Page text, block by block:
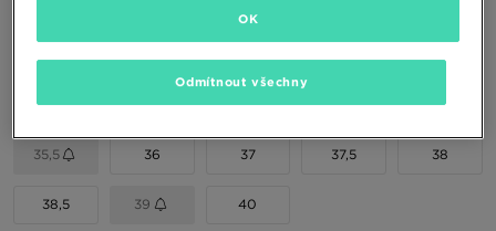
35,5 36 37 37,5 38
38,5 39 40
Odmítnout všechny
OK